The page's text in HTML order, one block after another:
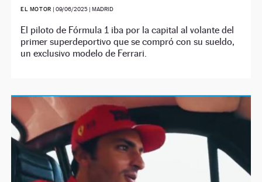
EL MOTOR | 09/06/2025| MADRID
El piloto de Fórmula 1 iba por la capital al volante del
primer superdeportivo que se compró con su sueldo,
un exclusivo modelo de Ferrari.